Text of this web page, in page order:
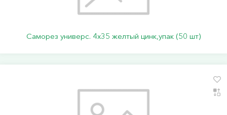
Саморез универс. 4х35 желтый цинк,упак (50 шт)